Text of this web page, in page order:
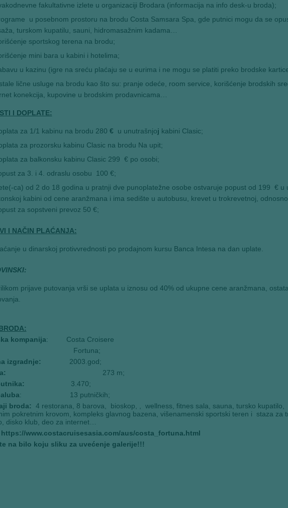
fakultativne izlete u organizaciji Brodara (informacija na info desk-u broda);
u posebnom prostoru na brodu Costa Samsara Spa, gde putnici mogu da se
turskom kupatilu, sauni, hidromasažnim kadama…
sportskog terena na brodu;
mini bara u kabini i hotelima;
u kazinu (igre na sreću plaćaju se u eurima i ne mogu se platiti preko brodske
lične usluge na brodu kao što su: pranje odeće, room service, korišćenje brodskih
konekcija, kupovine u brodskim prodavnicama…
I DOPLATE:
za 1/1 kabinu na brodu 280 € u unutrašnjoj kabini Clasic;
za prozorsku kabinu Clasic na brodu Na upit;
za balkonsku kabinu Clasic 299 € po osobi;
za 3. i 4. odraslu osobu 100 €;
ca) od 2 do 18 godina u pratnji dve punoplatežne osobe ostvaruje popust od 199 € u
kabini od cene aranžmana i ima sedište u autobusu, krevet u trokrevetnoj,
za sopstveni prevoz 50 €;
I NAČIN PLAĆANJA:
u dinarskoj protivvrednosti po prodajnom kursu Banca Intesa na dan uplate.
prijave putovanja vrši se uplata u iznosu od 40% od ukupne cene aranžmana,
kompanija: Costa Croisere
Fortuna;
izgradnje: 2003.god;
273 m;
3.470;
: 13 putničkih;
broda: 4 restorana, 8 barova, bioskop, , wellness, fitnes sala, sauna, tursko kupatilo,
pokretnim krovom, kompleks glavnog bazena, višenamenski sportski teren i staza za
disko klub, deo za internet…
https://www.costacruisesasia.com/aus/costa_fortuna.html
na bilo koju sliku za uvećenje galerije!!!